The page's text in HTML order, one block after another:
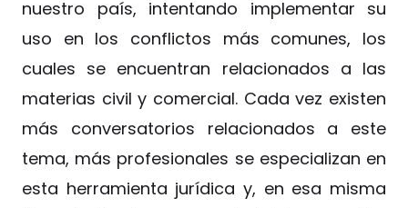
nuestro país, intentando implementar su
uso en los conflictos más comunes, los
cuales se encuentran relacionados a las
materias civil y comercial. Cada vez existen
más conversatorios relacionados a este
tema, más profesionales se especializan en
esta herramienta jurídica y, en esa misma